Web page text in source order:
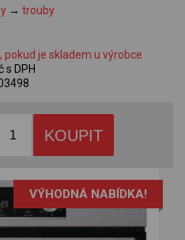
→trouby
pokud je skladem u výrobce
s DPH
VÝHODNÁ NABÍDKA!